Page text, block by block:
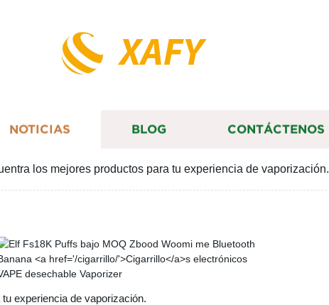
XAFY
NOTICIAS BLOG CONTÁCTENOS
los mejores productos para tu experiencia de vaporización.
experiencia de vaporización.